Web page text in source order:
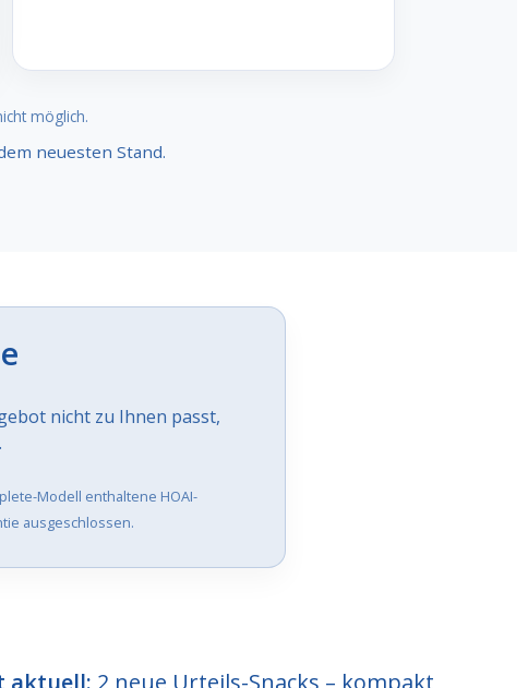
möglich.
neuesten Stand.
nicht zu Ihnen passt,
Modell enthaltene HOAI-
ausgeschlossen.
aktuell: 2 neue Urteils-Snacks – kompakt